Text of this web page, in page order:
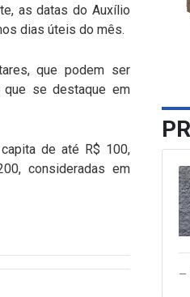
as datas do Auxílio
dias úteis do mês.
que podem ser
que se destaque em
de até R$ 100,
consideradas em